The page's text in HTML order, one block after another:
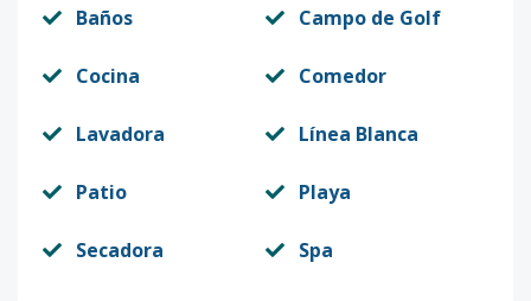
Baños Campo de Golf
Cocina Comedor
Lavadora Línea Blanca
Patio Playa
Secadora Spa